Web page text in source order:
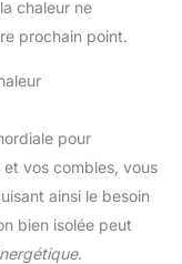
chaleur ne
prochain point.
pour
et vos combles, vous
ainsi le besoin
bien isolée peut
.